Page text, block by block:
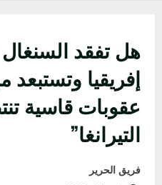
هل تفقد
إفريقيا
عقوبات قاسية
التيرانغا”
فريق الحرير